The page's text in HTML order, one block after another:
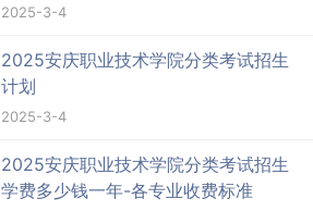
2025-3-4
2025安庆职业技术学院分类考试招生
计划
2025-3-4
2025安庆职业技术学院分类考试招生
学费多少钱一年-各专业收费标准